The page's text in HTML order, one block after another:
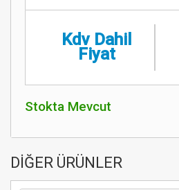
Kdv Dahil
Fiyat
Stokta Mevcut
DİĞER ÜRÜNLER